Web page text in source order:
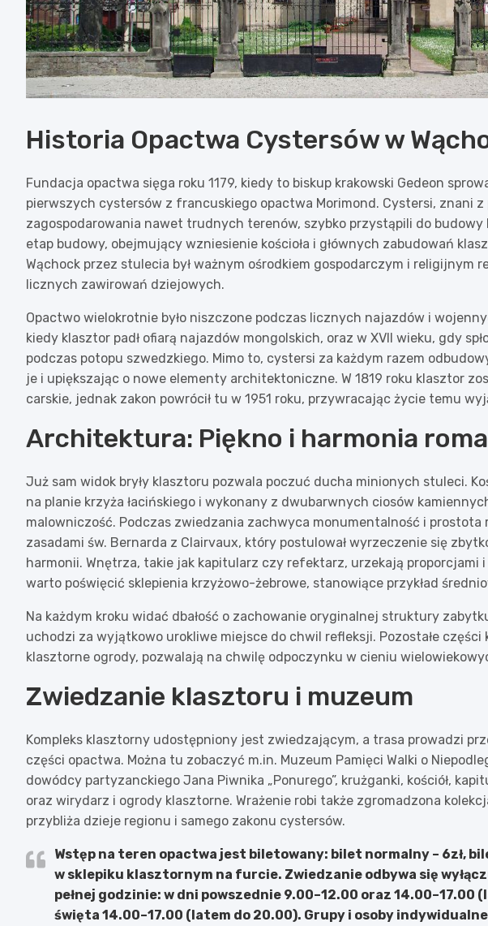
Historia Opactwa Cystersów w
Fundacja opactwa sięga roku 1179, kiedy to biskup krakowski Gedeon
pierwszych cystersów z francuskiego opactwa Morimond. Cystersi, znani
zagospodarowania nawet trudnych terenów, szybko przystąpili do budowy
etap budowy, obejmujący wzniesienie kościoła i głównych zabudowań
Wąchock przez stulecia był ważnym ośrodkiem gospodarczym i religijnym
licznych zawirowań dziejowych.
Opactwo wielokrotnie było niszczone podczas licznych najazdów i
kiedy klasztor padł ofiarą najazdów mongolskich, oraz w XVII wieku, gdy
podczas potopu szwedzkiego. Mimo to, cystersi za każdym razem
je i upiększając o nowe elementy architektoniczne. W 1819 roku klasztor
carskie, jednak zakon powrócił tu w 1951 roku, przywracając życie temu
Architektura: Piękno i harmonia
Już sam widok bryły klasztoru pozwala poczuć ducha minionych stuleci.
na planie krzyża łacińskiego i wykonany z dwubarwnych ciosów
malowniczość. Podczas zwiedzania zachwyca monumentalność i
zasadami św. Bernarda z Clairvaux, który postulował wyrzeczenie się
harmonii. Wnętrza, takie jak kapitularz czy refektarz, urzekają proporcjami
warto poświęcić sklepienia krzyżowo-żebrowe, stanowiące przykład
Na każdym kroku widać dbałość o zachowanie oryginalnej struktury
uchodzi za wyjątkowo urokliwe miejsce do chwil refleksji. Pozostałe
klasztorne ogrody, pozwalają na chwilę odpoczynku w cieniu
Zwiedzanie klasztoru i muzeum
Kompleks klasztorny udostępniony jest zwiedzającym, a trasa prowadzi
części opactwa. Można tu zobaczyć m.in. Muzeum Pamięci Walki o
dowódcy partyzanckiego Jana Piwnika „Ponurego”, krużganki, kościół,
oraz wirydarz i ogrody klasztorne. Wrażenie robi także zgromadzona
przybliża dzieje regionu i samego zakonu cystersów.
Wstęp na teren opactwa jest biletowany: bilet normalny – 6zł,
w sklepiku klasztornym na furcie. Zwiedzanie odbywa się
pełnej godzinie: w dni powszednie 9.00–12.00 oraz 14.00–17.00
święta 14.00–17.00 (latem do 20.00). Grupy i osoby